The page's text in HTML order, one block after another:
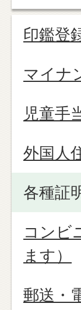
印鑑登
マイナ
児童手
外国人
各種証
コンビ
ます）
郵送・